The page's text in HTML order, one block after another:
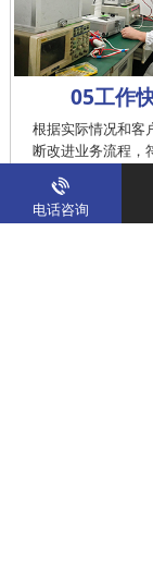
05工作
根据实际情况和客
断改进业务流程，
作在服务的时间
电话咨询